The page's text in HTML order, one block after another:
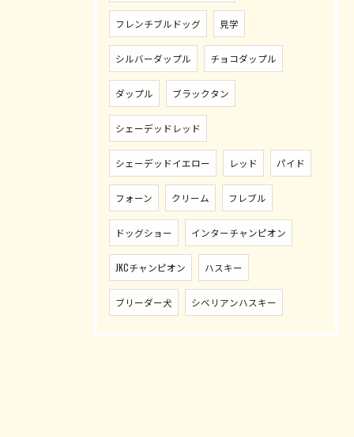
フレンチブルドッグ 見学
シルバーダップル チョコダップル
ダップル ブラックタン
シェーデッドレッド
シェーデッドイエロー レッド パイド
フォーン クリーム フレブル
ドッグショー インターチャンピオン
JKCチャンピオン ハスキー
ブリーダー犬 シベリアンハスキー